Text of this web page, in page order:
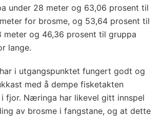
under 28 meter og 63,06 prosent til
for brosme, og 53,64 prosent til
meter og 46,36 prosent til gruppa
lange.
i utgangspunktet fungert godt og
med å dempe fisketakten
i fjor. Næringa har likevel gitt innspel
av brosme i fangstane, og at dette